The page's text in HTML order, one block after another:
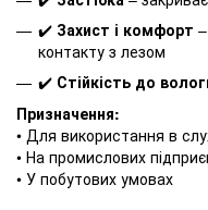
✔️ Захист і комфорт
контакту з лезом
✔️ Стійкість до
Призначення:
• Для використання в
• На промислових
• У побутових умовах